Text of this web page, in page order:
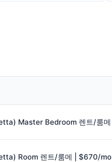
Room 렌트/룸메 | $670/mo